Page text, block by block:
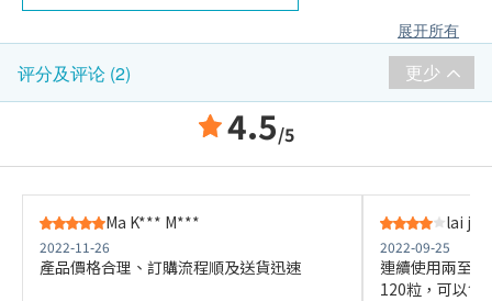
展开所有
评分及评论 (2) 更少
4.5/5
Ma K*** M***
2022-11-26
產品價格合理、訂購流程順及送貨迅速
lai
2022-09-25
連續使用兩至
120粒，可以食